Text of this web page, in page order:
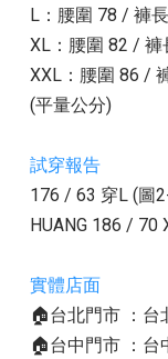
L：腰圍 78 / 褲
XL：腰圍 82 /
XXL：腰圍 86 /
(平量公分)
試穿報告
176 / 63 穿L (圖
HUANG 186 / 70
實體店面
🏠台北門市 ：
🏠台中門市 ：